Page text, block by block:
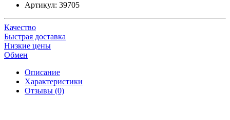
Артикул: 39705
Качество
Быстрая доставка
Низкие цены
Обмен
Описание
Характеристики
Отзывы (0)